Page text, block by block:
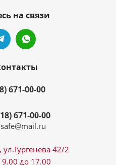
на связи
671-00-00
671-00-00
ул.Тургенева 42/2
9.00 до 17.00